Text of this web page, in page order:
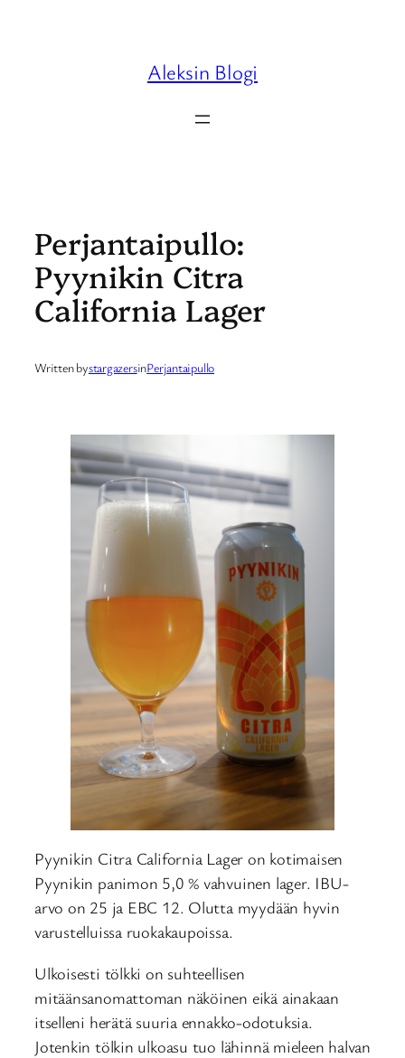
Aleksin Blogi
Perjantaipullo:
Pyynikin Citra
California Lager
Written bystargazersinPerjantaipullo
Pyynikin Citra California Lager on kotimaisen
Pyynikin panimon 5,0 % vahvuinen lager. IBU-
arvo on 25 ja EBC 12. Olutta myydään hyvin
varustelluissa ruokakaupoissa.
Ulkoisesti tölkki on suhteellisen
mitäänsanomattoman näköinen eikä ainakaan
itselleni herätä suuria ennakko-odotuksia.
Jotenkin tölkin ulkoasu tuo lähinnä mieleen halvan